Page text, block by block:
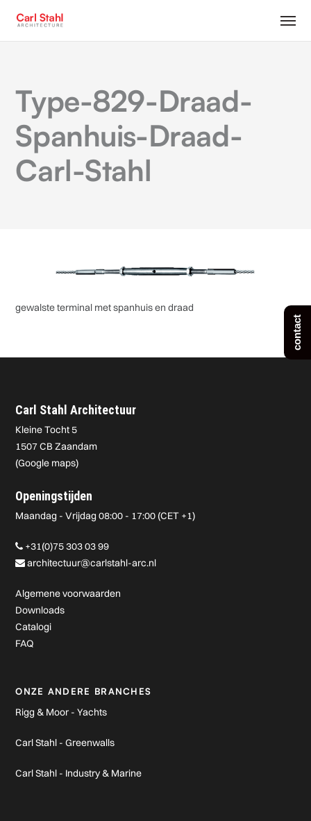
Type-829-Draad-
Spanhuis-Draad-
Carl-Stahl
gewalste terminal met spanhuis en draad
Carl Stahl Architectuur
Kleine Tocht 5
1507 CB Zaandam
(Google maps)
Openingstijden
Maandag - Vrijdag 08:00 - 17:00 (CET +1)
+31(0)75 303 03 99
architectuur@carlstahl-arc.nl
Algemene voorwaarden
Downloads
Catalogi
FAQ
ONZE ANDERE BRANCHES
Rigg & Moor - Yachts
Carl Stahl - Greenwalls
Carl Stahl - Industry & Marine
contact